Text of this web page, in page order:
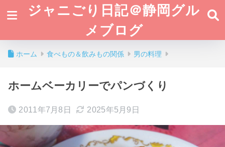
ジャニごり日記＠静岡グル
メブログ
ホーム 食べもの＆飲みもの関係 男の料理
ホームベーカリーでパンづくり
2011年7月8日 2025年5月9日